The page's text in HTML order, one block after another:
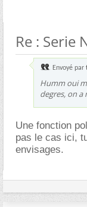
Re : Serie
Envoyé par
Humm oui
degres, on a
Une fonction
pas le cas ici,
envisages.